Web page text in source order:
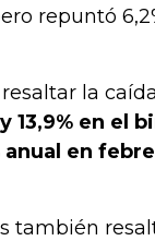
repuntó
la
13,9% en el
en
también